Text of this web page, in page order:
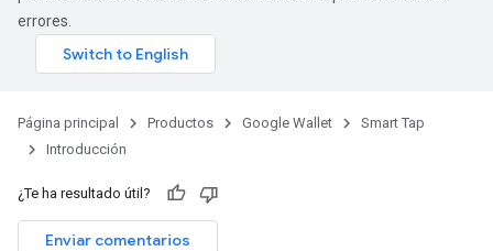
errores.
Página principal Productos Google Wallet
Smart Tap
Introducción
¿Te ha resultado útil?
Enviar comentarios